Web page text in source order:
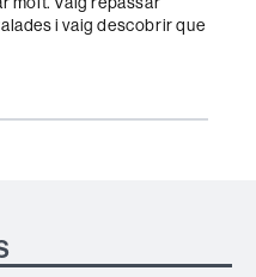
i vaig descobrir que